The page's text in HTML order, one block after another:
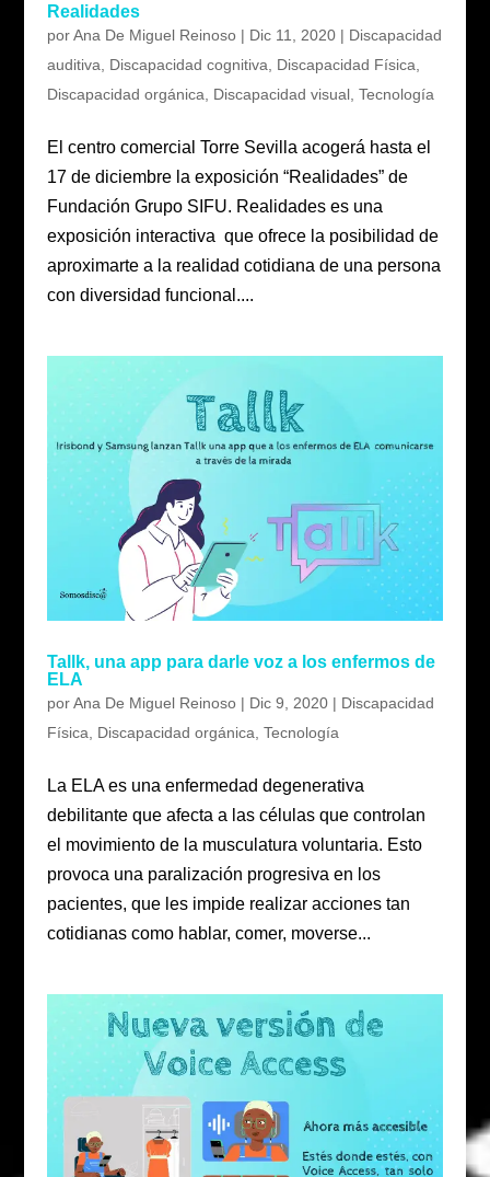
Realidades
porAna De Miguel Reinoso| Dic 11, 2020| Discapacidad
auditiva
Discapacidad cognitiva Discapacidad Física
Discapacidad orgánica
Discapacidad visual, Tecnología
El centro comercial Torre Sevilla acogerá hasta el
17 de diciembre la exposición “Realidades” de
Fundación Grupo SIFU. Realidades es una
exposición interactiva que ofrece la posibilidad de
aproximarte a la realidad cotidiana de una persona
con diversidad funcional....
Tallk, una app para darle voz a los enfermos de
ELA
porAna De Miguel Reinoso| Dic 9, 2020| Discapacidad
Física
Discapacidad orgánica Tecnología
La ELA es una enfermedad degenerativa
debilitante que afecta a las células que controlan
el movimiento de la musculatura voluntaria. Esto
provoca una paralización progresiva en los
pacientes, que les impide realizar acciones tan
cotidianas como hablar, comer, moverse...